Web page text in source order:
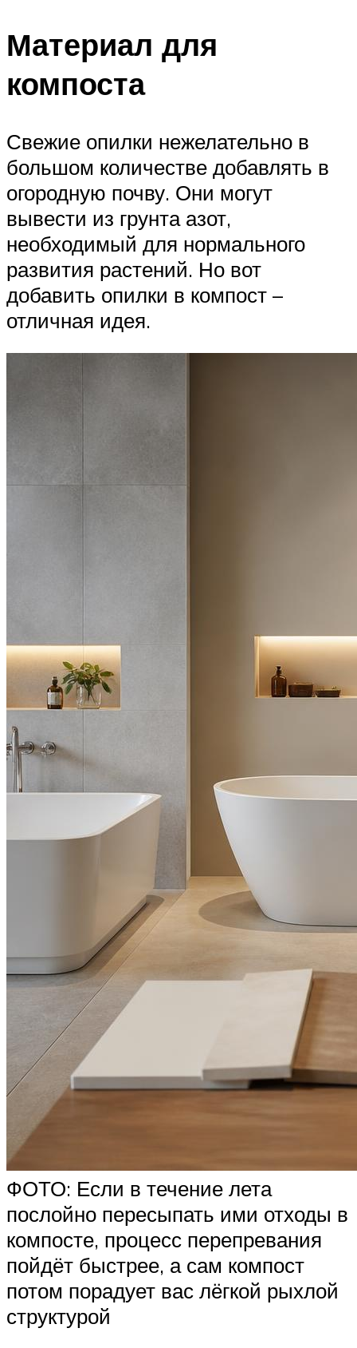
Материал для
компоста
Свежие опилки нежелательно в
большом количестве добавлять в
огородную почву. Они могут
вывести из грунта азот,
необходимый для нормального
развития растений. Но вот
добавить опилки в компост –
отличная идея.
ФОТО: Если в течение лета
послойно пересыпать ими отходы в
компосте, процесс перепревания
пойдёт быстрее, а сам компост
потом порадует вас лёгкой рыхлой
структурой